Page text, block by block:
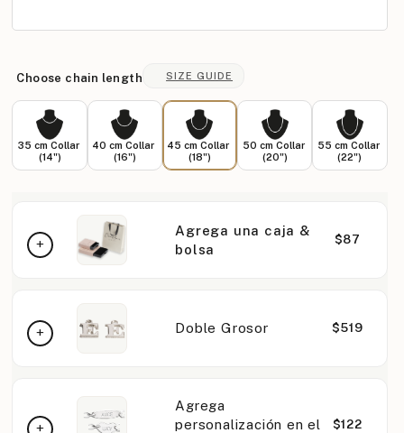
Choose chain length SIZE GUIDE
35 cm Collar
(14")
40 cm Collar
(16")
45 cm Collar
(18")
50 cm Collar
(20")
55 cm Collar
(22")
Agrega una caja &
bolsa
$87
Doble Grosor $519
Agrega
personalización en el
$122